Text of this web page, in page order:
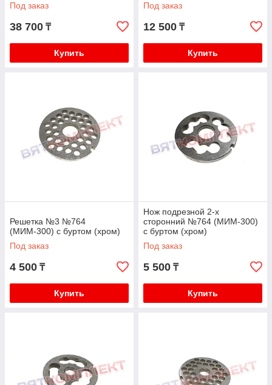
Под заказ
38 700 ₸
Купить
Под заказ
12 500 ₸
Купить
Решетка №3 №764
(МИМ-300) с буртом (хром)
Под заказ
4 500 ₸
Купить
Нож подрезной 2-х
сторонний №764 (МИМ-300)
с буртом (хром)
Под заказ
5 500 ₸
Купить